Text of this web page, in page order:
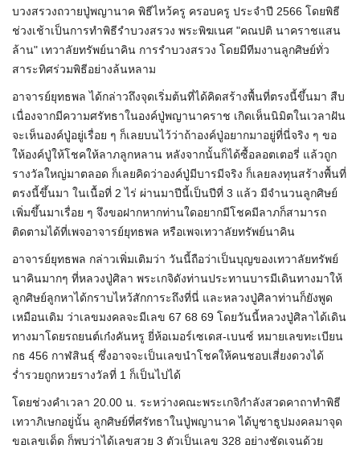
บวงสรวงถวายปู่พญานาค พิธีไหว้ครู ครอบครู ประจำปี 2566 โดยพิธี
ช่วงเช้าเป็นการทำพิธีรำบวงสรวง พระพิฆเนศ "คณปติ นาคราชแสน
ล้าน" เทวาลัยทรัพย์นาคิน การรำบวงสรวง โดยมีทีมงานลูกศิษย์ทั่ว
สาระทิศร่วมพิธีอย่างล้นหลาม
อาจารย์ยุทธพล ได้กล่าวถึงจุดเริ่มต้นที่ได้คิดสร้างพื้นที่ตรงนี้ขึ้นมา สืบ
เนื่องจากมีความศรัทธาในองค์ปู่พญานาคราช เกิดเห็นนิมิตในเวลาฝัน
จะเห็นองค์ปู่อยู่เรื่อย ๆ ก็เลยบนไว้ว่าถ้าองค์ปู่อยากมาอยู่ที่นี่จริง ๆ ขอ
ให้องค์ปู่ให้โชคให้ลาภลูกหลาน หลังจากนั้นก็ได้ซื้อลอตเตอรี่ แล้วถูก
รางวัลใหญ่มาตลอด ก็เลยคิดว่าองค์ปู่มีบารมีจริง ก็เลยลงทุนสร้างพื้นที่
ตรงนี้ขึ้นมา ในเนื้อที่ 2 ไร่ ผ่านมาปีนี้เป็นปีที่ 3 แล้ว มีจำนวนลูกศิษย์
เพิ่มขึ้นมาเรื่อย ๆ จึงขอฝากหากท่านใดอยากมีโชคมีลาภก็สามารถ
ติดตามได้ที่เพจอาจารย์ยุทธพล หรือเพจเทวาลัยทรัพย์นาคิน
อาจารย์ยุทธพล กล่าวเพิ่มเติมว่า วันนี้ถือว่าเป็นบุญของเทวาลัยทรัพย์
นาคินมากๆ ที่หลวงปู่ศิลา พระเกจิดังท่านประทานบารมีเดินทางมาให้
ลูกศิษย์ลูกหาได้กราบไหว้สักการะถึงที่นี่ และหลวงปู่ศิลาท่านก็ยังพูด
เหมือนเดิม ว่าเลขมงคลจะมีเลข 67 68 69 โดยวันนี้หลวงปู่ศิลาได้เดิน
ทางมาโดยรถยนต์เก๋งคันหรู ยี่ห้อเมอร์เซเดส-เบนซ์ หมายเลขทะเบียน
กธ 456 กาฬสินธุ์ ซึ่งอาจจะเป็นเลขนำโชคให้คนชอบเสี่ยงดวงได้
ร่ำรวยถูกหวยรางวัลที่ 1 ก็เป็นไปได้
โดยช่วงคำเวลา 20.00 น. ระหว่างคณะพระเกจิกำลังสวดคาถาทำพิธี
เทวาภิเษกอยู่นั้น ลูกศิษย์ที่ศรัทธาในปู่พญานาค ได้บูชาธูปมงคลมาจุด
ขอเลขเด็ด ก็พบว่าได้เลขสวย 3 ตัวเป็นเลข 328 อย่างชัดเจนด้วย